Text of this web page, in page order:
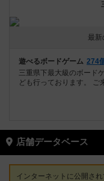
最
遊べるボードゲーム 274
三重県下最大級のボード
ども行っております。 ご
店舗データベース
インターネットに公開さ